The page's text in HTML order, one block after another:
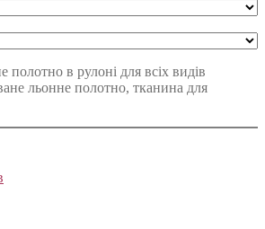
полотно в рулоні для всіх видів
льонне полотно, тканина для